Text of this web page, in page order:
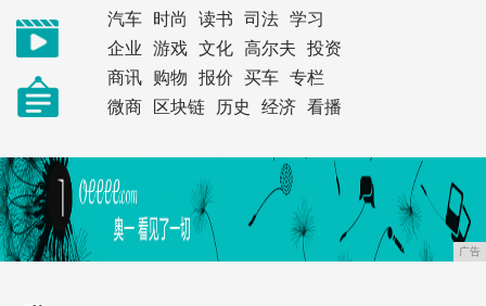
汽车
时尚 读书 司法
学习
企业
游戏 文化 高尔夫
投资
商讯
购物 报价 买车
专栏
微商
区块链 历史 经济 看播
广告